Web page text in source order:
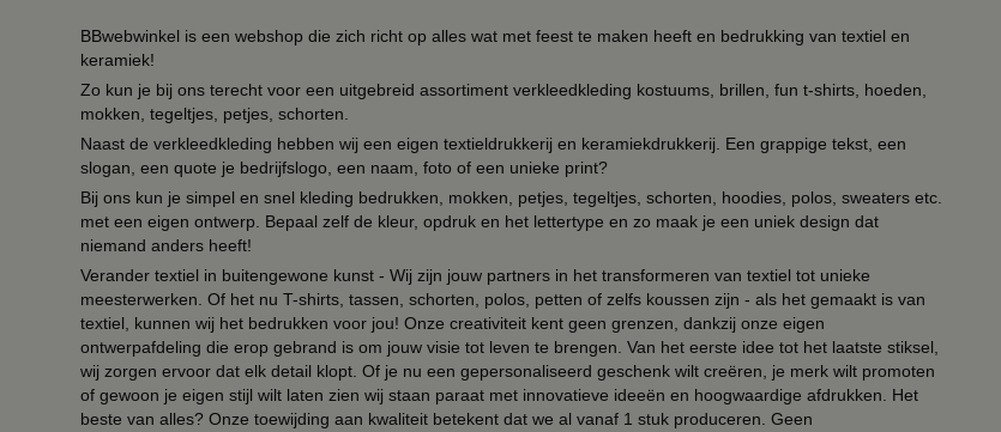
BBwebwinkel is een webshop die zich richt op alles wat met feest te maken heeft en bedrukking van textiel en
keramiek!
Zo kun je bij ons terecht voor een uitgebreid assortiment verkleedkleding kostuums, brillen, fun t-shirts, hoeden,
mokken, tegeltjes, petjes, schorten.
Naast de verkleedkleding hebben wij een eigen textieldrukkerij en keramiekdrukkerij. Een grappige tekst, een
slogan, een quote je bedrijfslogo, een naam, foto of een unieke print?
Bij ons kun je simpel en snel kleding bedrukken, mokken, petjes, tegeltjes, schorten, hoodies, polos, sweaters etc.
met een eigen ontwerp. Bepaal zelf de kleur, opdruk en het lettertype en zo maak je een uniek design dat
niemand anders heeft!
Verander textiel in buitengewone kunst - Wij zijn jouw partners in het transformeren van textiel tot unieke
meesterwerken. Of het nu T-shirts, tassen, schorten, polos, petten of zelfs koussen zijn - als het gemaakt is van
textiel, kunnen wij het bedrukken voor jou! Onze creativiteit kent geen grenzen, dankzij onze eigen
ontwerpafdeling die erop gebrand is om jouw visie tot leven te brengen. Van het eerste idee tot het laatste stiksel,
wij zorgen ervoor dat elk detail klopt. Of je nu een gepersonaliseerd geschenk wilt creëren, je merk wilt promoten
of gewoon je eigen stijl wilt laten zien wij staan paraat met innovatieve ideeën en hoogwaardige afdrukken. Het
beste van alles? Onze toewijding aan kwaliteit betekent dat we al vanaf 1 stuk produceren. Geen